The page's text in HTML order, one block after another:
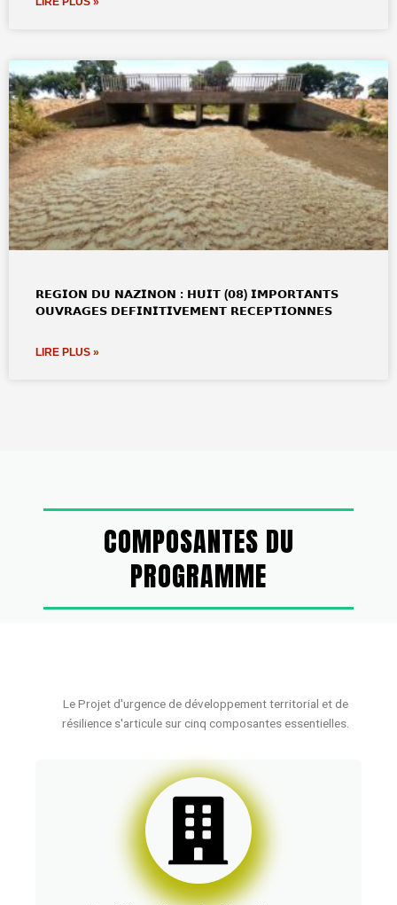
𝗥𝗘𝗚𝗜𝗢𝗡 𝗗𝗨 𝗡𝗔𝗭𝗜𝗡𝗢𝗡 : 𝗛𝗨𝗜𝗧 (𝟬𝟴) 𝗜𝗠𝗣𝗢𝗥𝗧𝗔𝗡𝗧𝗦
𝗢𝗨𝗩𝗥𝗔𝗚𝗘𝗦 𝗗𝗘𝗙𝗜𝗡𝗜𝗧𝗜𝗩𝗘𝗠𝗘𝗡𝗧 𝗥𝗘𝗖𝗘𝗣𝗧𝗜𝗢𝗡𝗡𝗘𝗦
LIRE PLUS »
COMPOSANTES DU
PROGRAMME
Le Projet d'urgence de développement territorial et de
résilience s'articule sur cinq composantes essentielles.